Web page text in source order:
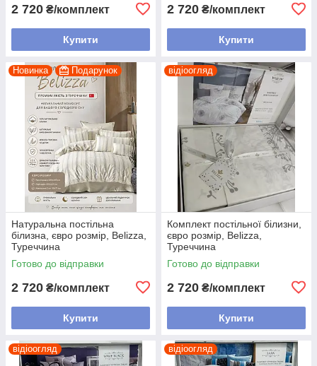
2 720 ₴/комплект
Купити
2 720 ₴/комплект
Купити
Новинка Подарунок
Натуральна постільна
білизна, євро розмір, Belizza,
Туреччина
Готово до відправки
2 720 ₴/комплект
Купити
відіоогляд
Комплект постільної білизни,
євро розмір, Belizza,
Туреччина
Готово до відправки
2 720 ₴/комплект
Купити
відіоогляд відіоогляд